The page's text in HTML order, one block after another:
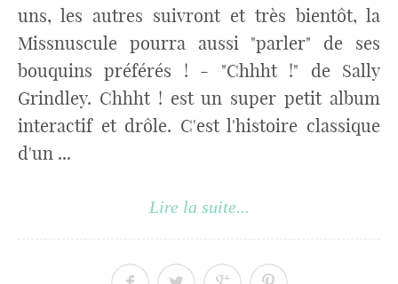
uns, les autres suivront et très bientôt, la
Missnuscule pourra aussi "parler" de ses
bouquins préférés ! - "Chhht !" de Sally
Grindley. Chhht ! est un super petit album
interactif et drôle. C'est l'histoire classique
d'un ...
Lire la suite...